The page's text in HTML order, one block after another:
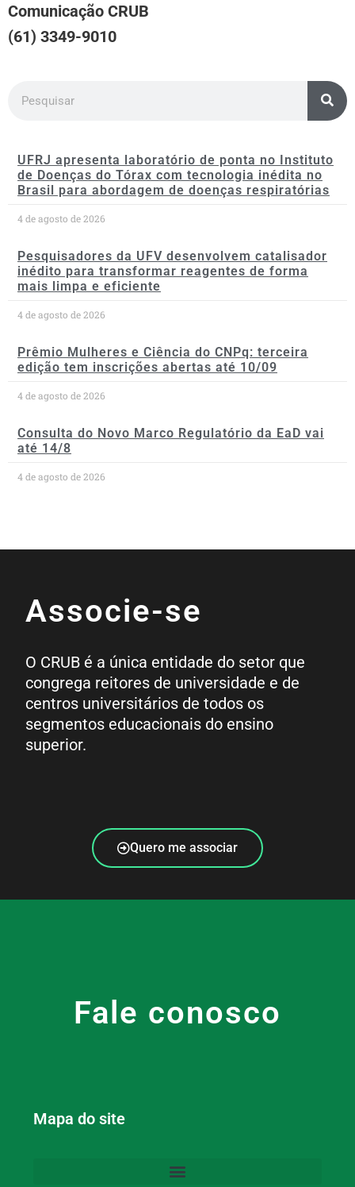
Comunicação CRUB
(61) 3349-9010
UFRJ apresenta laboratório de ponta no Instituto
de Doenças do Tórax com tecnologia inédita no
Brasil para abordagem de doenças respiratórias
4 de agosto de 2026
Pesquisadores da UFV desenvolvem catalisador
inédito para transformar reagentes de forma
mais limpa e eficiente
4 de agosto de 2026
Prêmio Mulheres e Ciência do CNPq: terceira
edição tem inscrições abertas até 10/09
4 de agosto de 2026
Consulta do Novo Marco Regulatório da EaD vai
até 14/8
4 de agosto de 2026
Associe-se
O CRUB é a única entidade do setor que
congrega reitores de universidade e de
centros universitários de todos os
segmentos educacionais do ensino
superior.
Quero me associar
Fale conosco
Mapa do site